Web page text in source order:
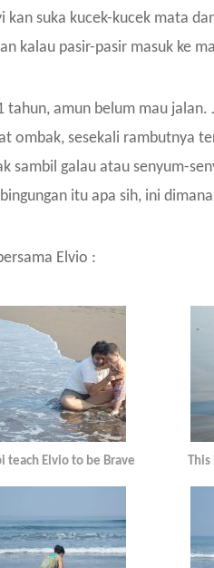
kan suka kucek-kucek mata
kalau pasir-pasir masuk ke
amun belum mau jalan.
ombak, sesekali rambutnya
sambil galau atau senyum-
itu apa sih, ini
Elvio :
teach Elvio to be Brave